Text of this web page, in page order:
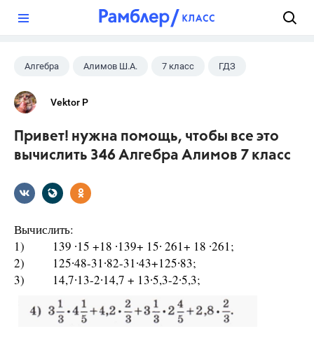
Алгебра Алимов Ш.А. 7 класс ГДЗ
Vektor P
Привет! нужна помощь, чтобы все это
вычислить 346 Алгебра Алимов 7 класс
Вычислить:
1) 139 ∙15 +18 ∙139+ 15∙ 261+ 18 ∙261;
2) 125∙48-31∙82-31∙43+125∙83;
3) 14,7∙13-2∙14,7 + 13∙5,3-2∙5,3;